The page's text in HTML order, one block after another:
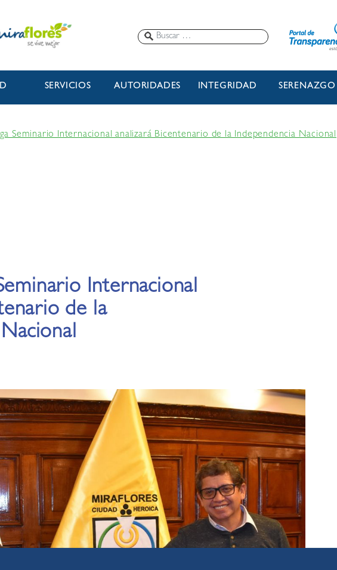
SERVICIOS AUTORIDADES INTEGRIDAD SERENAZGO
Seminario Internacional analizará Bicentenario de la Independencia Nacional
Internacional
de la